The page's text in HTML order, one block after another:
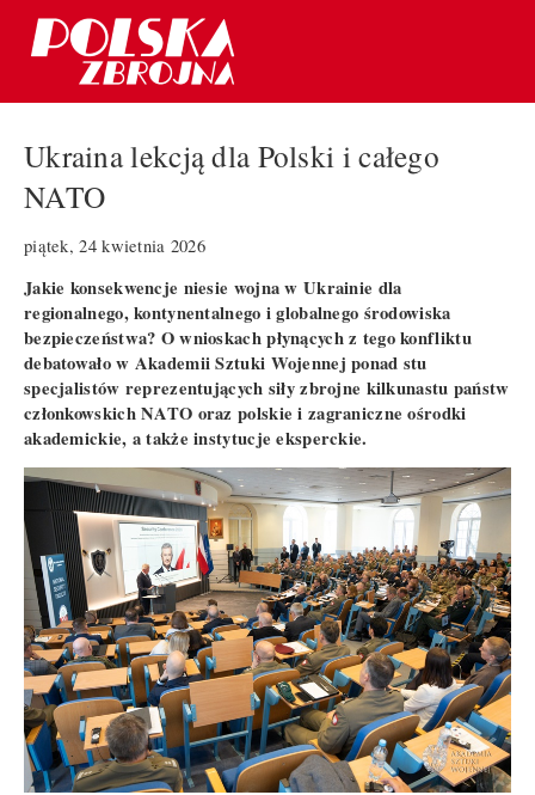
Ukraina lekcją dla Polski i całego
NATO
piątek, 24 kwietnia 2026
Jakie konsekwencje niesie wojna w Ukrainie dla
regionalnego, kontynentalnego i globalnego środowiska
bezpieczeństwa? O wnioskach płynących z tego konfliktu
debatowało w Akademii Sztuki Wojennej ponad stu
specjalistów reprezentujących siły zbrojne kilkunastu państw
członkowskich NATO oraz polskie i zagraniczne ośrodki
akademickie, a także instytucje eksperckie.